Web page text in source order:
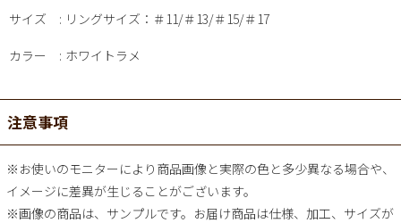
サイズ リングサイズ：＃11/＃13/＃15/＃17
カラー ホワイトラメ
注意事項
※お使いのモニターにより商品画像と実際の色と多少異なる場合や、
イメージに差異が生じることがございます。
※画像の商品は、サンプルです。お届け商品は仕様、加工、サイズが